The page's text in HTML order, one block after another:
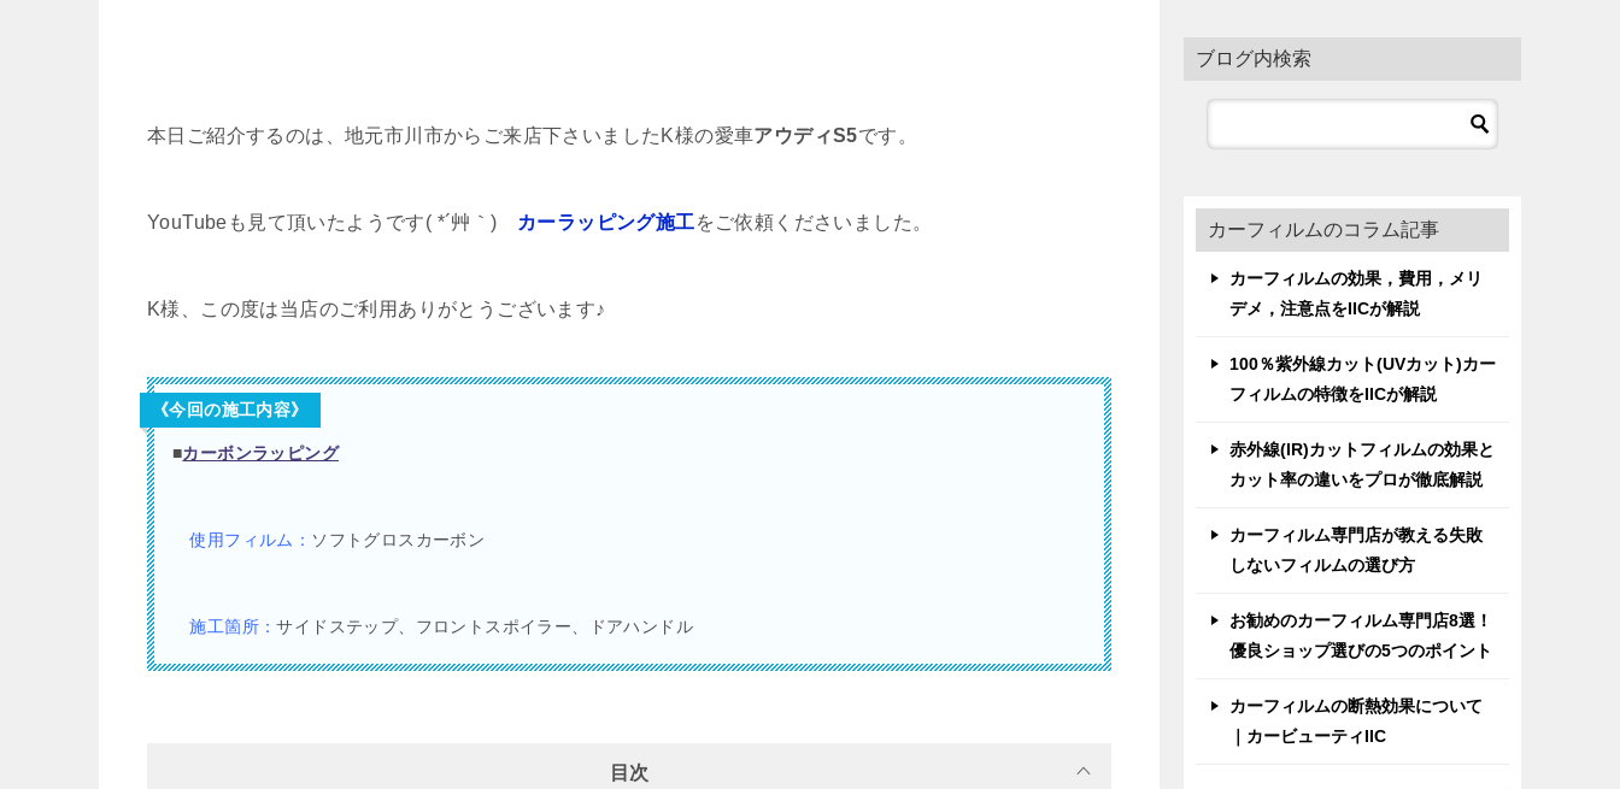
本日ご紹介するのは、地元市川市からご来店下さいましたK様の愛車アウディS5です。
YouTubeも見て頂いたようです( *´艸｀) カーラッピング施工をご依頼くださいました。
K様、この度は当店のご利用ありがとうございます♪
《今回の施工内容》
■カーボンラッピング
使用フィルム： ソフトグロスカーボン
施工箇所：サイドステップ、フロントスポイラー、ドアハンドル
目次
ブログ内検索
カーフィルムのコラム記事
カーフィルムの効果，費用，メリ
デメ，注意点をIICが解説
100％紫外線カット(UVカット)カー
フィルムの特徴をIICが解説
赤外線(IR)カットフィルムの効果と
カット率の違いをプロが徹底解説
カーフィルム専門店が教える失敗
しないフィルムの選び方
お勧めのカーフィルム専門店8選！
優良ショップ選びの5つのポイント
カーフィルムの断熱効果について
｜カービューティIIC